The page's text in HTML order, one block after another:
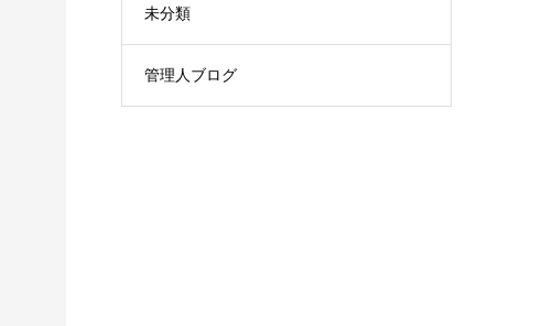
未分類
管理人ブログ